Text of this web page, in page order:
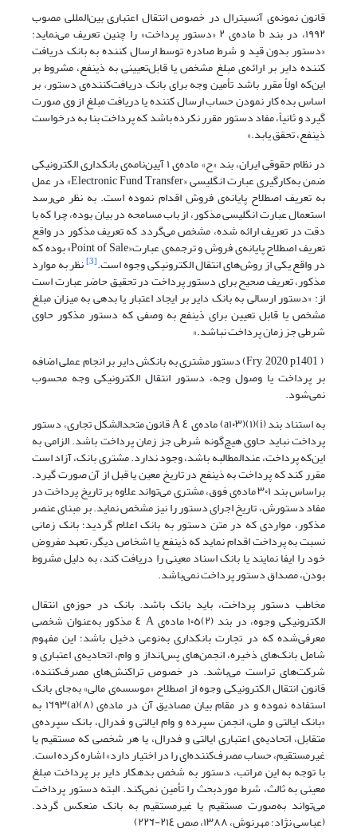
قانون نمونه‌ی آنسیترال در خصوص انتقال اعتباری بین‌المللی‌ مصوب‌
١٩٩٢‌، در بند b ماده‌ی ٢ «دستور پرداخت» را چنین تعریف می‌نماید:
«دستور بدون قید و شرط صادره‌ توسط‌ ارسال کننده به بانک دریافت
کننده دایر بر ارائه‌ی مبلغ مشخص یا قابل‌تعیینی‌ به‌ ذینفع، مشروط بر
این‌که اولاً مقرر باشد تأمین وجه برای بانک دریافت‌کننده‌ی دستور‌، بر‌
اساس بده کار نمودن حساب ارسال کننده یا دریافت مبلغ از وی‌ صورت‌
گیرد‌ و ثانیاً، مفاد دستور مقرر نکرده باشد که پرداخت بنا به درخواست
ذینفع، تحقق یابد.»
در نظام حقوقی ایران، بند «ح» ماده‌ی ١ آیین‌نامه‌ی بانکداری الکترونیکی
ضمن به‌کارگیری عبارت انگلیسی «Electronic Fund Transfer» در عمل
به تعریف اصطلاح پایانه‌ی فروش اقدام نموده است. به نظر می‌رسد
استعمال عبارت انگلیسی مذکور، از باب مسامحه در بیان بوده، چرا که با
دقت در تعریف ارائه شده، مشخص می‌گردد که تعریف مذکور‌ در‌ واقع
تعریف اصطلاح پایانه‌ی فروش و ترجمه‌ی عبارت«Point of Sale» بوده که
در واقع یکی از روش‌های انتقال الکترونیکی وجوه است.[3] نظر به موارد
مذکور، تعریف صحیح برای دستور پرداخت در تحقیق حاضر‌ عبارت‌ است
از: «دستور ارسالی‌ به‌ بانک دایر بر ایجاد اعتبار یا بدهی به میزان مبلغ
مشخص یا قابل تعیین برای ذینفع به وصفی که دستور مذکور حاوی
شرطی جز زمان پرداخت نباشد.»
( Fry, 2020, p1401) دستور مشتری به‌ بانکش‌ دایر بر انجام عملی اضافه
بر پرداخت یا وصول وجه، دستور انتقال الکترونیکی وجه محسوب
نمی‌شود.
به استناد بند (i)(١)(a١٠٣) ماده‌ی ٤ A قانون متحدالشکل تجاری، دستور
پرداخت نباید حاوی هیچ‌گونه شرطی‌ جز زمان پرداخت باشد. الزامی‌ به
این‌که پرداخت، عندالمطالبه باشد، وجود ندارد. مشتری بانک، آزاد است
مقرر کند که پرداخت به ذینفع در تاریخ معین یا قبل از آن صورت‌ گیرد‌.
براساس بند ٣٠١ ماده‌ی فوق، مشتری می‌تواند علاوه بر تاریخ پرداخت در
مفاد دستورش، تاریخ اجرای دستور را نیز مشخص نماید. بر مبنای عنصر
مذکور، مواردی که در متن دستور‌ به‌ بانک اعلام گردید؛ بانک زمانی
نسبت به پرداخت اقدام‌ نماید‌ که‌ ذینفع یا اشخاص دیگر، تعهد مفروض
خود را ایفا نمایند یا‌ بانک‌ اسناد معینی را دریافت کند، به دلیل مشروط
بودن، مصداق دستور پرداخت نمی‌باشد.
مخاطب دستور پرداخت‌، باید‌ بانک‌ باشد. بانک در حوزه‌ی انتقال
الکترونیکی وجوه، در بند (٢)١٠٥ ماده‌ی A ٤ مذکور‌ به‌عنوان‌ شخصی
معرفی‌شده که در تجارت بانکداری به‌نوعی دخیل باشد؛ این مفهوم‌
شامل‌ بانک‌‌های ذخیره، انجمن‌های پس‌انداز و وام، اتحادیه‌ی اعتباری و
شرکت‌های تراست می‌باشد. در‌ خصوص‌ تراکنش‌های مصرف‌کننده،
قانون انتقال الکترونیکی وجوه از اصطلاح «موسسه‌ی مالی» به‌جای‌ بانک‌
استفاده نموده و در مقام بیان مصادیق آن در ماده‌ی (٨)(a)١٦٩٣ به
«بانک ایالتی و ملی‌، انجمن‌ سپرده و وام ایالتی و فدرال، بانک سپرده‌ی
متقابل، اتحادیه‌ی اعتباری ایالتی و فدرال، یا هر‌ شخصی‌ که‌ مستقیم یا
غیرمستقیم، حساب مصرف‌کننده‌ای را در اختیار دارد» اشاره کرده است.
با‌ توجه‌ به این مراتب، دستور به شخص بدهکار دایر بر پرداخت مبلغ‌
معینی‌ به‌ ثالث، شرط موردبحث را تأمین نمی‌کند. البته دستور پرداخت
می‌تواند به‌صورت مستقیم یا‌ غیرمستقیم‌ به بانک منعکس گردد.
(عباسی نژاد‌‌؛ مهرنوش‌، ١٣٨٨، صص ٢١٤-٢٢٦‌)